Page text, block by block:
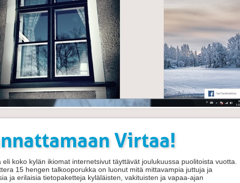
Virtaa!
eli koko kylän ikiomat internetsivut täyttävät joulukuussa puolitoista vuotta.
15 hengen talkooporukka on luonut mitä mittavampia juttuja ja
ja erilaisia tietopaketteja kyläläisten, vakituisten ja vapaa-ajan